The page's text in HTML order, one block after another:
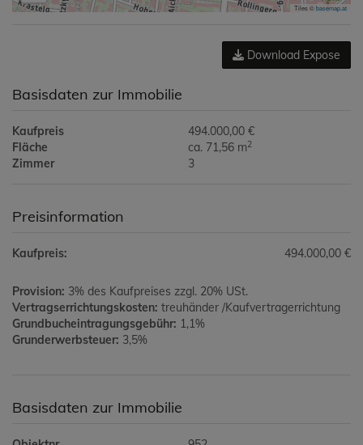
Tiles ©basemap.at
Download Expose
Basisdaten zur Immobilie
Kaufpreis
494.000,00 €
Fläche
ca. 71,56 m2
Zimmer 3
Preisinformation
Kaufpreis: 494.000,00 €
Provision: 3% des Kaufpreises zzgl. 20% USt.
Vertragserrichtungskosten: treuhänder /Kaufvertragerrichtung
Grundbucheintragungsgebühr: 1,1%
Grunderwerbsteuer: 3,5%
Basisdaten zur Immobilie